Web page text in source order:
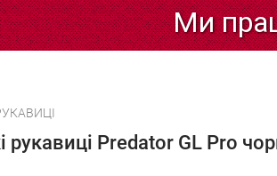
Ми
рукавиці Predator GL Pro